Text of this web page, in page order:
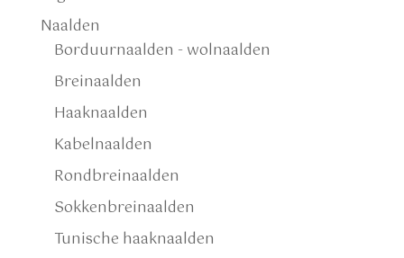
Naalden
Borduurnaalden - wolnaalden
Breinaalden
Haaknaalden
Kabelnaalden
Rondbreinaalden
Sokkenbreinaalden
Tunische haaknaalden